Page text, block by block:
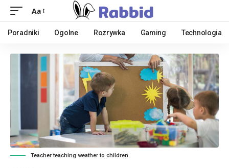
Aa
Poradniki Ogolne Rozrywka Gaming Technologia
Teacher teaching weather to children